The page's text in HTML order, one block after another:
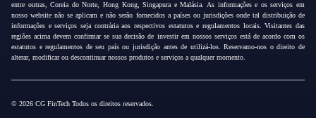
entre outras, Coreia do Norte, Hong Kong, Singapura e Malásia. As informações e os serviços em
nosso website não se aplicam e não serão fornecidos a países ou jurisdições onde tal distribuição de
informações e serviços seja contrária aos respectivos estatutos e regulamentos locais. Visitantes das
regiões acima devem confirmar se sua decisão de investir em nossos serviços está de acordo com os
estatutos e regulamentos de seu país ou jurisdição antes de utilizá-los. Reservamo-nos o direito de
alterar, modificar ou descontinuar nossos produtos e serviços a qualquer momento.
© 2026 CG FinTech Todos os direitos reservados.